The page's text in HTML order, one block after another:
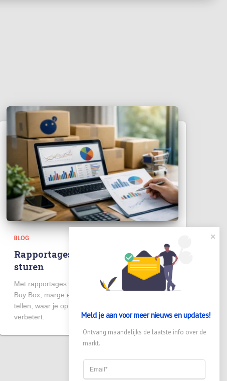
BLOG
Rapportages voor bol verkoop die
sturen
Met rapportages voor bol verkoop stuur je op
Buy Box, marge en omzet. Lees welke cijfers
tellen, waar je op ingrijpt en wat je direct
verbetert.
Meld je aan voor meer nieuws en updates!
Ontvang maandelijks de laatste info over de
markt.